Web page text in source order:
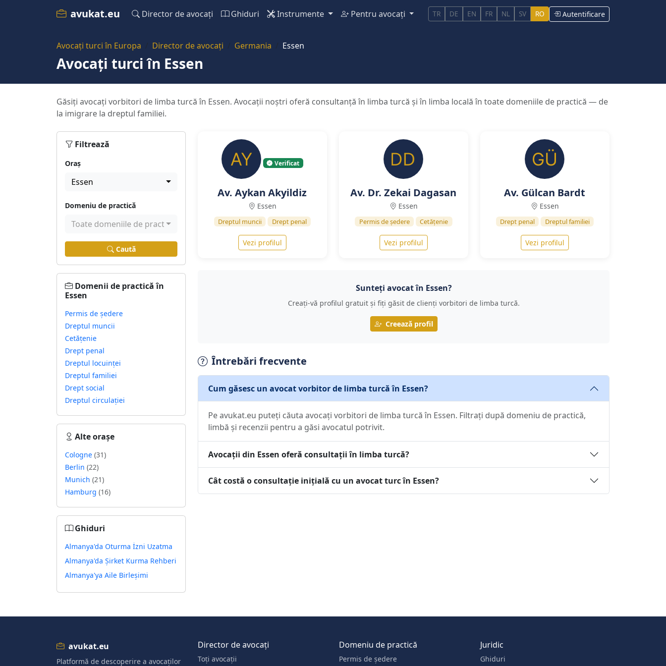
avukat.eu Director de avocați Ghiduri Instrumente Pentru avocați TR DE EN FR NL SV RO Autentificare
Avocați turci în Europa Director de avocați Germania Essen
Avocați turci în Essen
Găsiți avocați vorbitori de limba turcă în Essen. Avocații noștri oferă consultanță în limba turcă și în limba locală în toate domeniile de practică — de
la imigrare la dreptul familiei.
Filtrează
Oraș
Essen
Domeniu de practică
Toate domeniile de practică
Caută
Domenii de practică în
Essen
Permis de ședere
Dreptul muncii
Cetățenie
Drept penal
Dreptul locuinței
Dreptul familiei
Drept social
Dreptul circulației
Alte orașe
Cologne (31)
Berlin (22)
Munich (21)
Hamburg (16)
Ghiduri
Almanya'da Oturma İzni Uzatma
Almanya'da Şirket Kurma Rehberi
Almanya'ya Aile Birleşimi
Verificat
Av. Aykan Akyildiz
Essen
Dreptul muncii Drept penal
Vezi profilul
Av. Dr. Zekai Dagasan
Essen
Permis de ședere Cetățenie
Vezi profilul
Av. Gülcan Bardt
Essen
Drept penal Dreptul familiei
Vezi profilul
Sunteți avocat în Essen?
Creați-vă profilul gratuit și fiți găsit de clienți vorbitori de limba turcă.
Creează profil
Întrebări frecvente
Cum găsesc un avocat vorbitor de limba turcă în Essen?
Pe avukat.eu puteți căuta avocați vorbitori de limba turcă în Essen. Filtrați după domeniu de practică,
limbă și recenzii pentru a găsi avocatul potrivit.
Avocații din Essen oferă consultații în limba turcă?
Cât costă o consultație inițială cu un avocat turc în Essen?
avukat.eu
Platformă de descoperire a avocaților
Director de avocați
Toți avocații
Domeniu de practică
Permis de ședere
Juridic
Ghiduri